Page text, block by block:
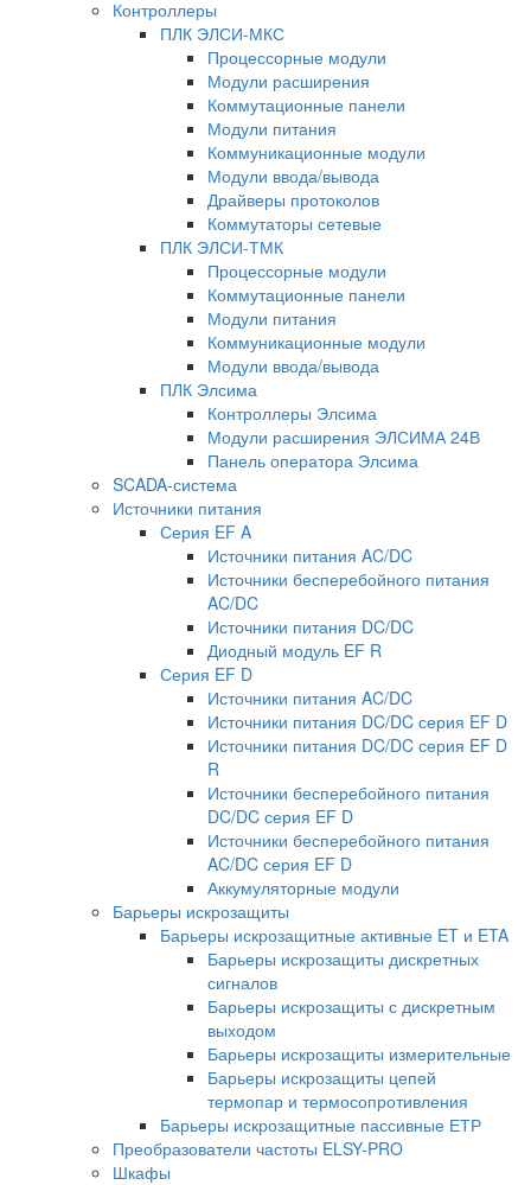
Контроллеры
ПЛК ЭЛСИ-МКС
Процессорные модули
Модули расширения
Коммутационные панели
Модули питания
Коммуникационные модули
Модули ввода/вывода
Драйверы протоколов
Коммутаторы сетевые
ПЛК ЭЛСИ-ТМК
Процессорные модули
Коммутационные панели
Модули питания
Коммуникационные модули
Модули ввода/вывода
ПЛК Элсима
Контроллеры Элсима
Модули расширения ЭЛСИМА 24В
Панель оператора Элсима
SCADA-система
Источники питания
Серия EF A
Источники питания AC/DC
Источники бесперебойного питания
AC/DC
Источники питания DC/DC
Диодный модуль EF R
Серия EF D
Источники питания AC/DC
Источники питания DC/DC серия EF D
Источники питания DC/DC серия EF D
R
Источники бесперебойного питания
DC/DC серия EF D
Источники бесперебойного питания
AC/DC серия EF D
Аккумуляторные модули
Барьеры искрозащиты
Барьеры искрозащитные активные ET и ETA
Барьеры искрозащиты дискретных
сигналов
Барьеры искрозащиты с дискретным
выходом
Барьеры искрозащиты измерительные
Барьеры искрозащиты цепей
термопар и термосопротивления
Барьеры искрозащитные пассивные ЕТР
Преобразователи частоты ELSY-PRO
Шкафы